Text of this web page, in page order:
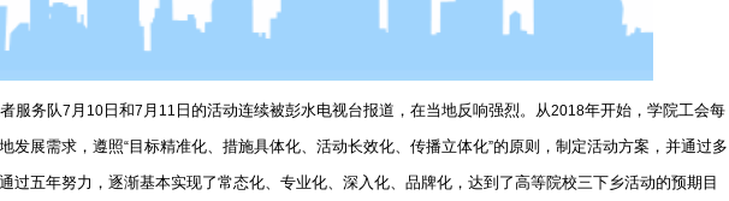
服务队7 月 10日和7 月 11 日的活动连续被彭水电视台报道，在当地反响强烈。从2018年开始，学院工会每
发展需求，遵照“目标精准化、措施具体化、活动长效化、传播立体化”的原则，制定活动方案，并通过多
过五年努力，逐渐基本实现了常态化、专业化、深入化、品牌化，达到了高等院校三下乡活动的预期目